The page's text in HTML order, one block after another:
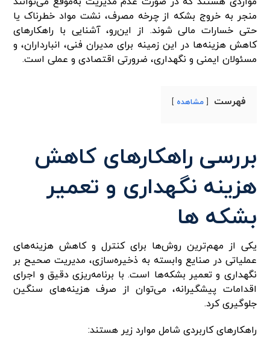
منجر به خروج بشکه از چرخه مصرف، نشت مواد خطرناک یا
حتی خسارات مالی شوند. از این‌رو، آشنایی با راهکارهای
کاهش هزینه‌ها در این زمینه برای مدیران فنی، انبارداران، و
مسئولان ایمنی و نگهداری، ضرورتی اقتصادی و عملی است.
فهرست مشاهده
بررسی راهکارهای کاهش
هزینه نگهداری و تعمیر
بشکه‌ ها
یکی از مهم‌ترین روش‌ها برای کنترل و کاهش هزینه‌های
عملیاتی در صنایع وابسته به ذخیره‌سازی، مدیریت صحیح بر
نگهداری و تعمیر بشکه‌ها است. با برنامه‌ریزی دقیق و اجرای
اقدامات پیشگیرانه، می‌توان از صرف هزینه‌های سنگین
جلوگیری کرد.
راهکارهای کاربردی شامل موارد زیر هستند: